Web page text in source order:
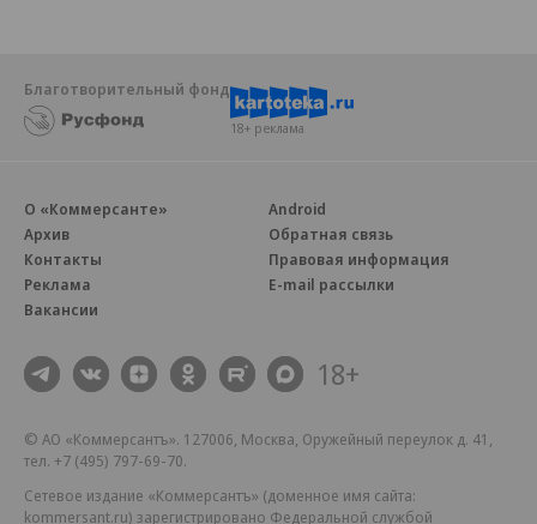
Благотворительный фонд
18+ реклама
О «Коммерсанте»
Архив
Контакты
Реклама
Вакансии
Android
Обратная связь
Правовая информация
E-mail рассылки
18+
© АО «Коммерсантъ». 127006, Москва, Оружейный переулок д. 41,
тел. +7 (495) 797-69-70.
Сетевое издание «Коммерсантъ» (доменное имя сайта:
kommersant.ru) зарегистрировано Федеральной службой